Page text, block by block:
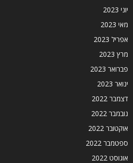
יוני 2023
מאי 2023
אפריל 2023
מרץ 2023
פברואר 2023
ינואר 2023
דצמבר 2022
נובמבר 2022
אוקטובר 2022
ספטמבר 2022
אוגוסט 2022